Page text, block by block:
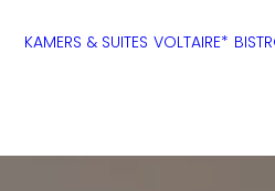
KAMERS & SUITES VOLTAIRE*